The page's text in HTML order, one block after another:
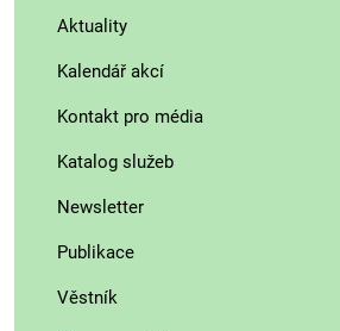
Aktuality
Kalendář akcí
Kontakt pro média
Katalog služeb
Newsletter
Publikace
Věstník